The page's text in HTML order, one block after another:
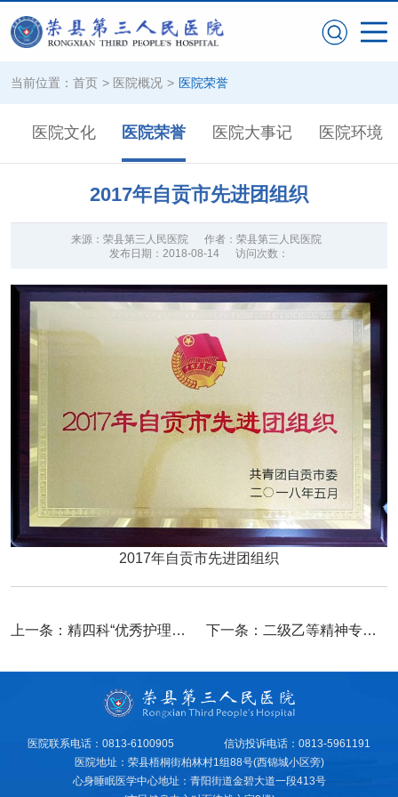
当前位置： 首页 > 医院概况 > 医院荣誉
医院文化 医院荣誉 医院大事记 医院环境
2017年自贡市先进团组织
来源：荣县第三人民医院 作者： 荣县第三人民医院
发布日期： 2018-08-14 访问次数：
2017年自贡市先进团组织
上一条： 精四科“优秀护理团队” 下一条： 二级乙等精神专科医院
医院联系电话：0813-6100905
信访投诉电话：0813-5961191
医院地址：荣县梧桐街柏林村1组88号(西锦城小区旁)
心身睡眠医学中心地址：青阳街道金碧大道一段413号